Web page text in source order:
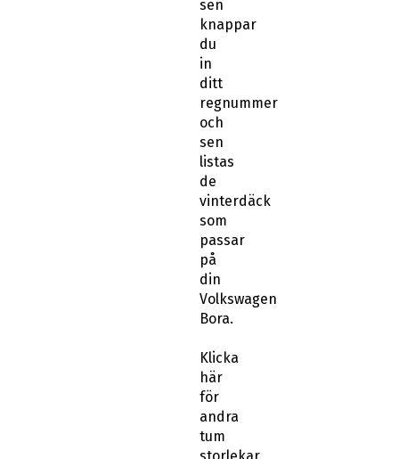
sen
knappar
du
in
ditt
regnummer
och
sen
listas
de
vinterdäck
som
passar
på
din
Volkswagen
Bora.
Klicka
här
för
andra
tum
storlekar